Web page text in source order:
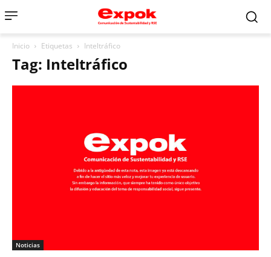
Inicio Etiquetas Inteltráfico
Tag: Inteltráfico
Noticias